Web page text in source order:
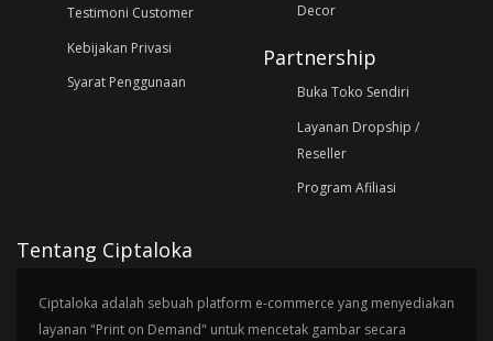
Testimoni Customer
Kebijakan Privasi
Syarat Penggunaan
Decor
Partnership
Buka Toko Sendiri
Layanan Dropship /
Reseller
Program Afiliasi
Tentang Ciptaloka
Ciptaloka adalah sebuah platform e-commerce yang menyediakan
layanan "Print on Demand" untuk mencetak gambar secara